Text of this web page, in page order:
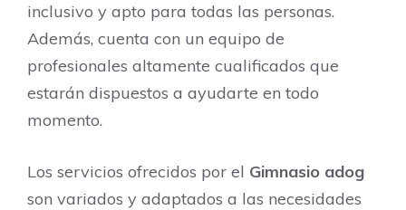
inclusivo y apto para todas las personas.
Además, cuenta con un equipo de
profesionales altamente cualificados que
estarán dispuestos a ayudarte en todo
momento.
Los servicios ofrecidos por el Gimnasio adog
son variados y adaptados a las necesidades